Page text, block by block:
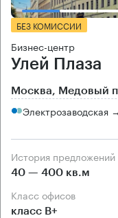
БЕЗ КОМИССИИ
Бизнес-центр
Улей Плаза
Москва, Медовый
Электрозаводская
История предложений
40 — 400 кв.м
Класс офисов
класс B+